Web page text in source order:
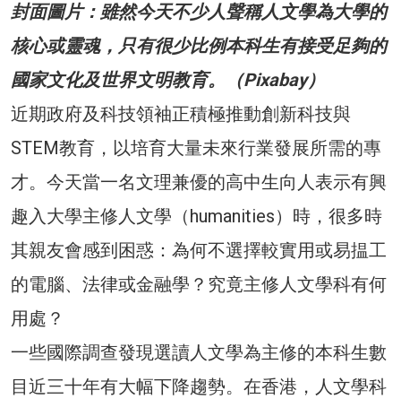
封面圖片：雖然今天不少人聲稱人文學為大學的
核心或靈魂，只有很少比例本科生有接受足夠的
國家文化及世界文明教育。（Pixabay）
近期政府及科技領袖正積極推動創新科技與
STEM教育，以培育大量未來行業發展所需的專
才。今天當一名文理兼優的高中生向人表示有興
趣入大學主修人文學（humanities）時，很多時
其親友會感到困惑：為何不選擇較實用或易揾工
的電腦、法律或金融學？究竟主修人文學科有何
用處？
一些國際調查發現選讀人文學為主修的本科生數
目近三十年有大幅下降趨勢。在香港，人文學科